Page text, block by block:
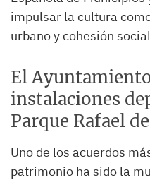
impulsar la cultura
urbano y cohesión
El
instalaciones
Parque Rafael
Uno de los acuerdos
patrimonio ha sido la